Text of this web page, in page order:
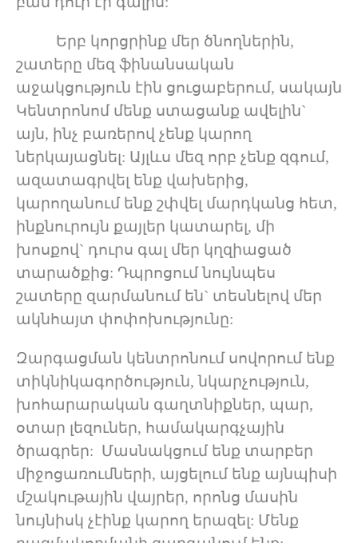
Երբ կորցրինք մեր ծնողներին,
շատերը մեզ ֆինանսական
աջակցություն էին ցուցաբերում, սակայն
Կենտրոնոմ մենք ստացանք ավելին`
այն, ինչ բառերով չենք կարող
ներկայացնել: Այլևս մեզ որբ չենք զգում,
ազատագրվել ենք վախերից,
կարողանում ենք շփվել մարդկանց հետ,
ինքնուրույն քայլեր կատարել, մի
խոսքով` դուրս գալ մեր կղզիացած
տարածքից: Դպրոցում նույնպես
շատերը զարմանում են` տեսնելով մեր
ակնհայտ փոփոխությունը:
Զարգացման կենտրոնում սովորում ենք
տիկնիկագործություն, նկարչություն,
խոհարարական գաղտնիքներ, պար,
օտար լեզուներ, համակարգչային
ծրագրեր: Մասնակցում ենք տարբեր
միջոցառումների, այցելում ենք այնպիսի
մշակութային վայրեր, որոնց մասին
նույնիսկ չէինք կարող երազել: Մենք